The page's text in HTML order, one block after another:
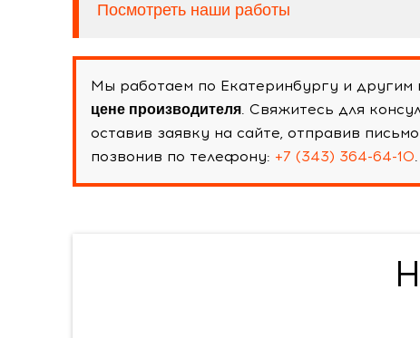
Посмотреть наши работы
Мы работаем по Екатеринбургу и
цене производителя. Свяжитесь для
оставив заявку на сайте, отправив
позвонив по телефону: +7 (343) 364-64-10.